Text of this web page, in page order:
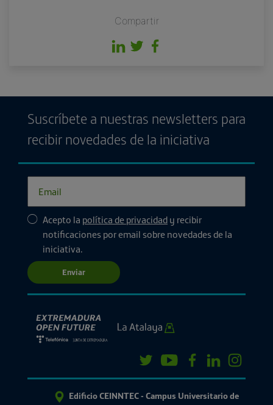
Compartir
Suscríbete a nuestras newsletters para
recibir novedades de la iniciativa
Acepto la política de privacidad y recibir
notificaciones por email sobre novedades de la
iniciativa.
Enviar
Edificio CEINNTEC - Campus Universitario de